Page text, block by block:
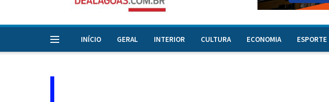
INÍCIO GERAL INTERIOR CULTURA ECONOMIA ESPORTE